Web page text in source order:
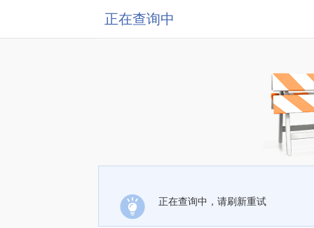
正在查询中
正在查询中，请刷新重试